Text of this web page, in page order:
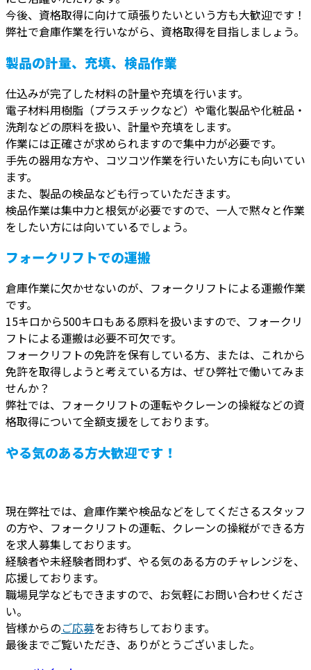
今後、資格取得に向けて頑張りたいという方も大歓迎です！
弊社で倉庫作業を行いながら、資格取得を目指しましょう。
製品の計量、充填、検品作業
仕込みが完了した材料の計量や充填を行います。
電子材料用樹脂（プラスチックなど）や電化製品や化粧品・
洗剤などの原料を扱い、計量や充填をします。
作業には正確さが求められますので集中力が必要です。
手先の器用な方や、コツコツ作業を行いたい方にも向いてい
ます。
また、製品の検品なども行っていただきます。
検品作業は集中力と根気が必要ですので、一人で黙々と作業
をしたい方には向いているでしょう。
フォークリフトでの運搬
倉庫作業に欠かせないのが、フォークリフトによる運搬作業
です。
15キロから500キロもある原料を扱いますので、フォークリ
フトによる運搬は必要不可欠です。
フォークリフトの免許を保有している方、または、これから
免許を取得しようと考えている方は、ぜひ弊社で働いてみま
せんか？
弊社では、フォークリフトの運転やクレーンの操縦などの資
格取得について全額支援をしております。
やる気のある方大歓迎です！
現在弊社では、倉庫作業や検品などをしてくださるスタッフ
の方や、フォークリフトの運転、クレーンの操縦ができる方
を求人募集しております。
経験者や未経験者問わず、やる気のある方のチャレンジを、
応援しております。
職場見学などもできますので、お気軽にお問い合わせくださ
い。
皆様からのご応募をお待ちしております。
最後までご覧いただき、ありがとうございました。